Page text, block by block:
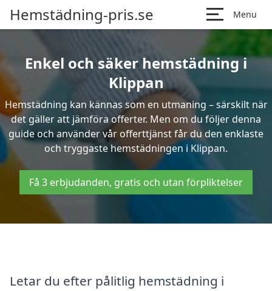
Hemstädning-pris.se Menu
Enkel och säker hemstädning i
Klippan
Hemstädning kan kännas som en utmaning – särskilt när
det gäller att jämföra offerter. Men om du följer denna
guide och använder vår offerttjänst får du den enklaste
och tryggaste hemstädningen i Klippan.
Få 3 erbjudanden, gratis och utan förpliktelser
Letar du efter pålitlig hemstädning i